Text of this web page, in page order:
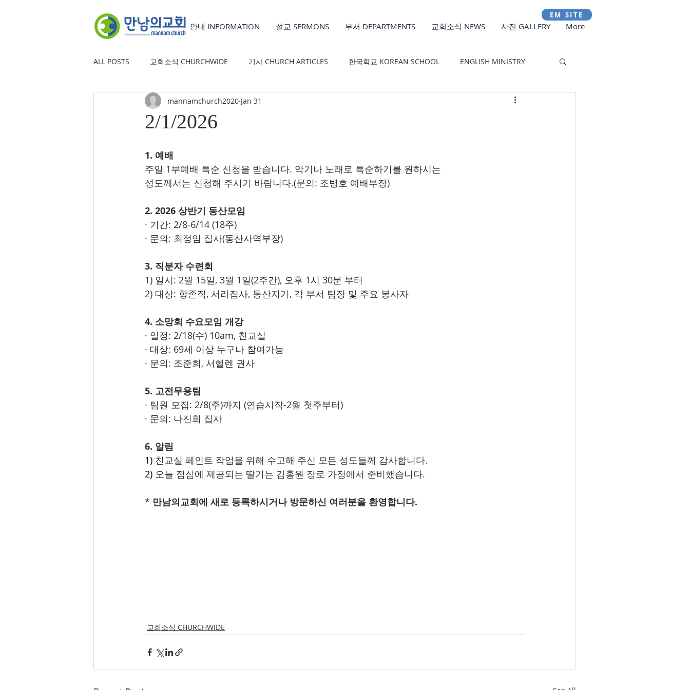
EM SITE
안내 INFORMATION 설교 SERMONS 부서 DEPARTMENTS 교회소식 NEWS 사진 GALLERY More
ALL POSTS 교회소식 CHURCHWIDE 기사 CHURCH ARTICLES 한국학교 KOREAN SCHOOL ENGLISH MINISTRY
YOUTH GROUP 유초등부 CHILDREN'S MINISTRY
2/1/2026
mannamchurch2020 Jan 31
1. 예배
주일 1부예배 특순 신청을 받습니다. 악기나 노래로 특순하기를 원하시는
성도께서는 신청해 주시기 바랍니다.(문의: 조병호 예배부장)
2. 2026 상반기 동산모임
· 기간: 2/8-6/14 (18주)
· 문의: 최정임 집사(동산사역부장)
3. 직분자 수련회
1) 일시: 2월 15일, 3월 1일(2주간), 오후 1시 30분 부터
2) 대상: 항존직, 서리집사, 동산지기, 각 부서 팀장 및 주요 봉사자
4. 소망회 수요모임 개강
· 일정: 2/18(수) 10am, 친교실
· 대상: 69세 이상 누구나 참여가능
· 문의: 조준희, 서헬렌 권사
5. 고전무용팀
· 팀원 모집: 2/8(주)까지 (연습시작-2월 첫주부터)
· 문의: 나진희 집사
6. 알림
1) 친교실 페인트 작업을 위해 수고해 주신 모든 성도들께 감사합니다.
2) 오늘 점심에 제공되는 딸기는 김홍원 장로 가정에서 준비했습니다.
* 만남의교회에 새로 등록하시거나 방문하신 여러분을 환영합니다.
교회소식 CHURCHWIDE